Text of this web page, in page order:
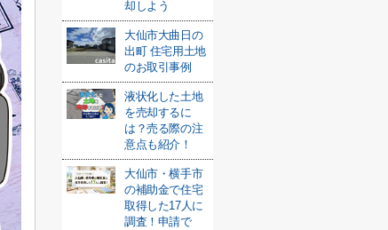
却しよう
大仙市大曲日の
出町 住宅用土地
のお取引事例
液状化した土地
を売却するに
は？売る際の注
意点も紹介！
大仙市・横手市
の補助金で住宅
取得した17人に
調査！申請で